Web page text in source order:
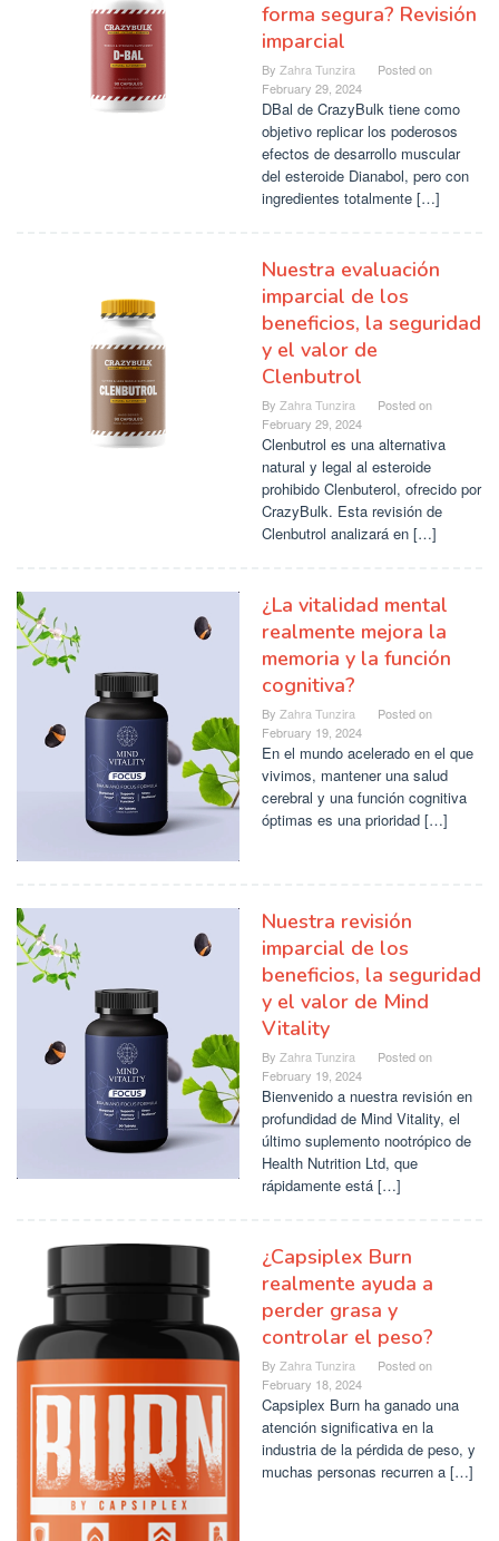
forma segura? Revisión
imparcial
By Zahra Tunzira
Posted on
February 29, 2024
DBal de CrazyBulk tiene como
objetivo replicar los poderosos
efectos de desarrollo muscular
del esteroide Dianabol, pero con
ingredientes totalmente […]
Nuestra evaluación
imparcial de los
beneficios, la seguridad
y el valor de
Clenbutrol
By Zahra Tunzira
Posted on
February 29, 2024
Clenbutrol es una alternativa
natural y legal al esteroide
prohibido Clenbuterol, ofrecido por
CrazyBulk. Esta revisión de
Clenbutrol analizará en […]
¿La vitalidad mental
realmente mejora la
memoria y la función
cognitiva?
By Zahra Tunzira
Posted on
February 19, 2024
En el mundo acelerado en el que
vivimos, mantener una salud
cerebral y una función cognitiva
óptimas es una prioridad […]
Nuestra revisión
imparcial de los
beneficios, la seguridad
y el valor de Mind
Vitality
By Zahra Tunzira
Posted on
February 19, 2024
Bienvenido a nuestra revisión en
profundidad de Mind Vitality, el
último suplemento nootrópico de
Health Nutrition Ltd, que
rápidamente está […]
¿Capsiplex Burn
realmente ayuda a
perder grasa y
controlar el peso?
By Zahra Tunzira
Posted on
February 18, 2024
Capsiplex Burn ha ganado una
atención significativa en la
industria de la pérdida de peso, y
muchas personas recurren a […]